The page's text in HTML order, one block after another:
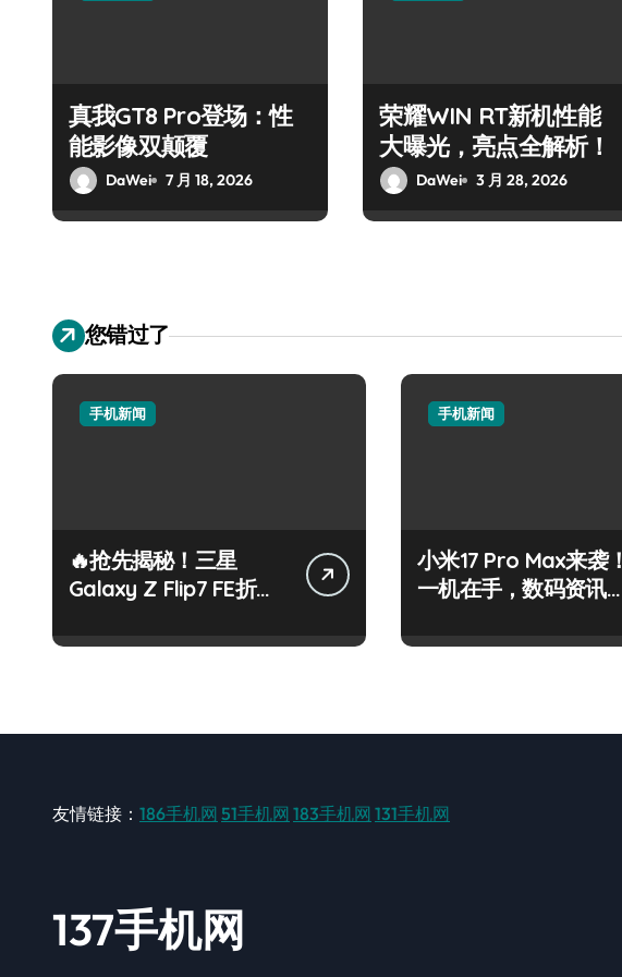
真我GT8 Pro登场：性
能影像双颠覆
DaWei 7 月 18, 2026
荣耀WIN RT新机性能
大曝光，亮点全解析！
DaWei 3 月 28, 2026
您错过了
手机新闻
🔥抢先揭秘！三星
Galaxy Z Flip7 FE折叠
手机新闻
小米17 Pro Max来袭！
一机在手，数码资讯全
友情链接： 186手机网 51手机网 183手机网 131手机网
137手机网